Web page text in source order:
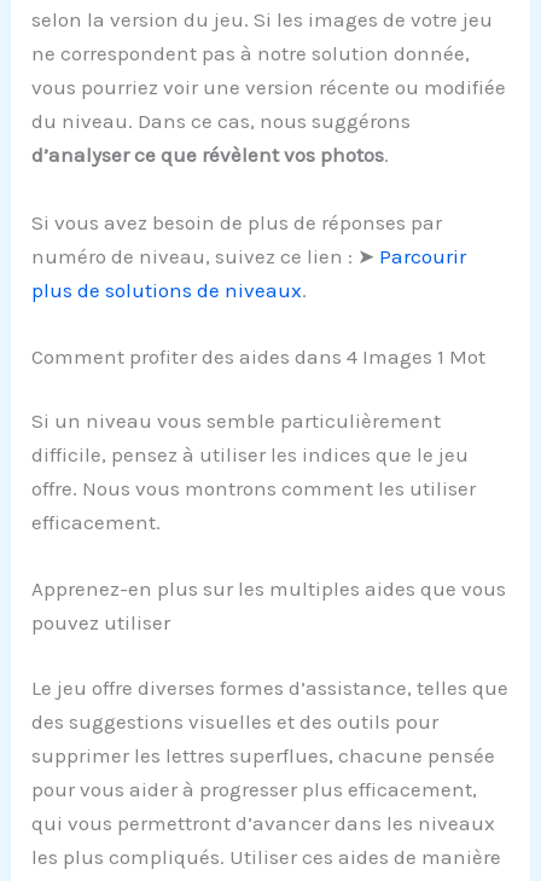
selon la version du jeu. Si les images de votre jeu
ne correspondent pas à notre solution donnée,
vous pourriez voir une version récente ou modifiée
du niveau. Dans ce cas, nous suggérons
d’analyser ce que révèlent vos photos.
Si vous avez besoin de plus de réponses par
numéro de niveau, suivez ce lien : ➤ Parcourir
plus de solutions de niveaux.
Comment profiter des aides dans 4 Images 1 Mot
Si un niveau vous semble particulièrement
difficile, pensez à utiliser les indices que le jeu
offre. Nous vous montrons comment les utiliser
efficacement.
Apprenez-en plus sur les multiples aides que vous
pouvez utiliser
Le jeu offre diverses formes d’assistance, telles que
des suggestions visuelles et des outils pour
supprimer les lettres superflues, chacune pensée
pour vous aider à progresser plus efficacement,
qui vous permettront d’avancer dans les niveaux
les plus compliqués. Utiliser ces aides de manière